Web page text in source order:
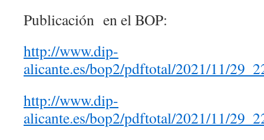
Publicación en el BOP:
http://www.dip-
alicante.es/bop2/pdftotal/2021/11/
http://www.dip-
alicante.es/bop2/pdftotal/2021/11/